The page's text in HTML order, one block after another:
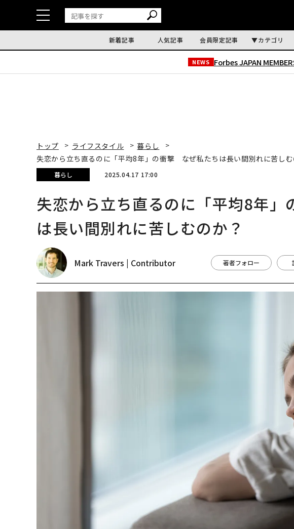
新着記事 人気記事 会員限定記事 カテゴリ
NEWS Forbes JAPAN
トップ ライフスタイル
暮らし
失恋から立ち直るのに「平均8年」の衝撃 なぜ私たちは長い間別れに苦しむ
暮らし 2025.04.17 17:00
失恋から立ち直るのに「平均8年
は長い間別れに苦しむのか？
Mark Travers | Contributor 著者フォロー